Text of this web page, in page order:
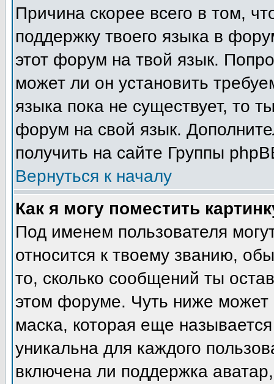
Причина скорее всего в том,
поддержку твоего языка в
этот форум на твой язык.
может ли он установить
языка пока не существует, то
форум на свой язык.
получить на сайте Группы
Вернуться к началу
Как я могу поместить
Под именем пользователя
относится к твоему званию,
то, сколько сообщений ты
этом форуме. Чуть ниже может
маска, которая еще
уникальна для каждого
включена ли поддержка